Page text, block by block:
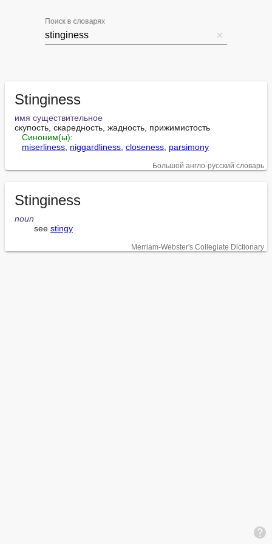
Поиск в словарях
Stinginess
имя существительное
скупость, скаредность, жадность, прижимистость
Синоним(ы):
miserliness niggardliness closeness parsimony
Большой англо-русский словарь
Stinginess
noun
        see
stingy
Merriam-Webster's Collegiate Dictionary